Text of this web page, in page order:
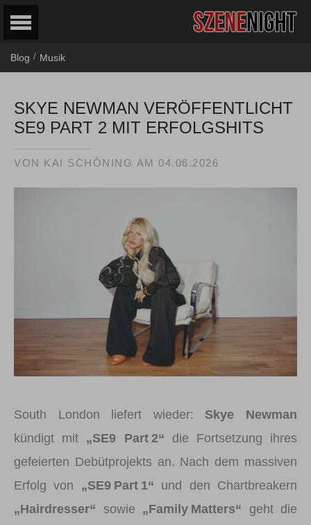
Blog / Musik
SKYE NEWMAN VERÖFFENTLICHT
SE9 PART 2 MIT ERFOLGSHITS
VON KAI SCHÖNING AM 04.06.2026
South London liefert wieder: Skye Newman
kündigt mit „SE9 Part 2“ die Fortsetzung ihres
gefeierten Debütprojekts an. Nach dem massiven
Erfolg von „SE9 Part 1“ und den Chartbreakern
„Hairdresser“ sowie „Family Matters“ geht die